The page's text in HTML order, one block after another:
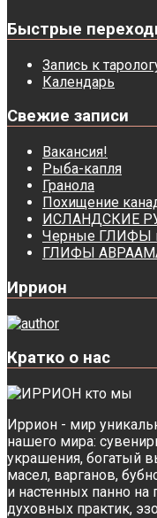
Быстрые
Запись к
Календарь
Свежие записи
Вакансия!
Рыба-капля
Гранола
Похищение
ИСЛАНДСКИЕ
Черные ГЛИФЫ
ГЛИФЫ
Иррион
Кратко о нас
Иррион - мир
нашего мира:
украшения, богатый
масел, варганов,
и настенных панно на
духовных практик,